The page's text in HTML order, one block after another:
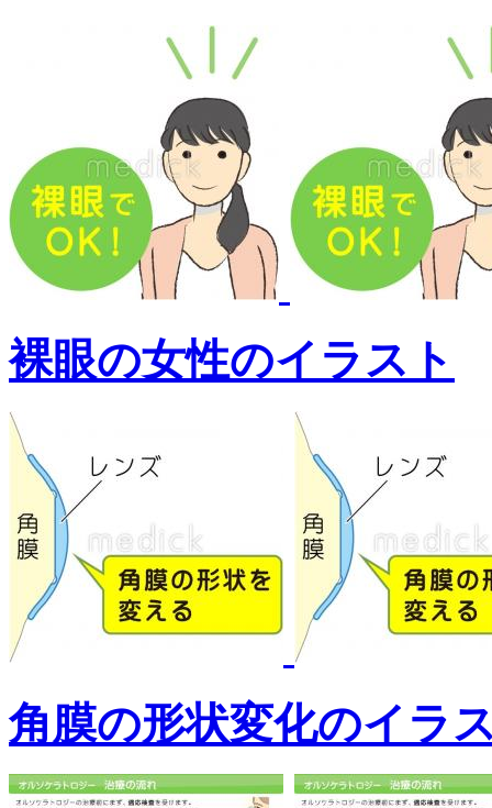
裸眼の女性のイラスト
角膜の形状変化のイラ